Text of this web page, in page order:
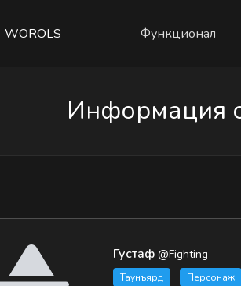
WOROLS Функционал
Информация
Густаф @Fighting
Таунъярд Персонаж